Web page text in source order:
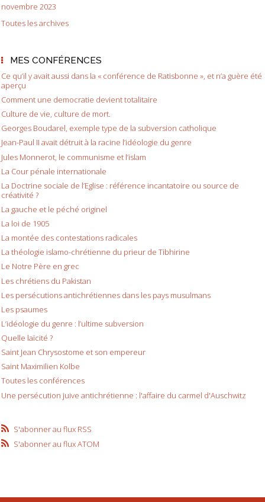
novembre 2023
Toutes les archives
MES CONFÉRENCES
Ce qu’il y avait aussi dans la « conférence de Ratisbonne », et n’a guère été
aperçu
Comment une democratie devient totalitaire
Culture de vie, culture de mort.
Georges Boudarel, exemple type de la subversion catholique
Jean-Paul II avait détruit à la racine l’idéologie du genre
Jules Monnerot, le communisme et l’islam
La Cour pénale internationale
La Doctrine sociale de l’Eglise : référence incantatoire ou source de
créativité ?
La gauche et le péché originel
La loi de 1905
La montée des contestations radicales
La théologie islamo-chrétienne du prieur de Tibhirine
Le Notre Père en grec
Les chrétiens du Pakistan
Les persécutions antichrétiennes dans les pays musulmans
Les psaumes
L’idéologie du genre : l’ultime subversion
Quelle laïcité ?
Saint Jean Chrysostome et son empereur
Saint Maximilien Kolbe
Toutes les conférences
Une persécution juive antichrétienne : l'affaire du carmel d'Auschwitz
S'abonner au flux RSS
S'abonner au flux ATOM